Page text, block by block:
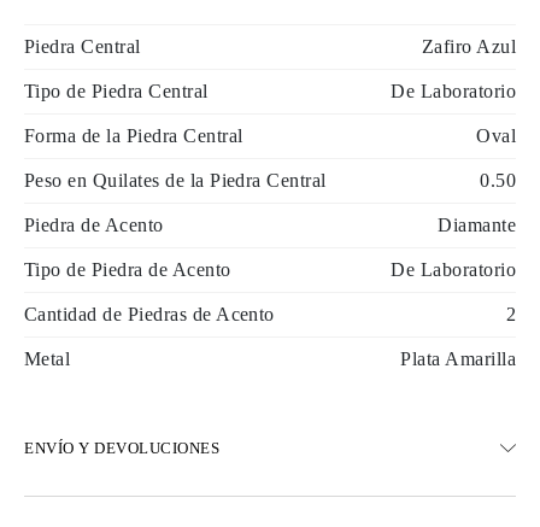
Piedra Central Zafiro Azul
Tipo de Piedra Central De Laboratorio
Forma de la Piedra Central Oval
Peso en Quilates de la Piedra Central 0.50
Piedra de Acento Diamante
Tipo de Piedra de Acento De Laboratorio
Cantidad de Piedras de Acento 2
Metal Plata Amarilla
ENVÍO Y DEVOLUCIONES